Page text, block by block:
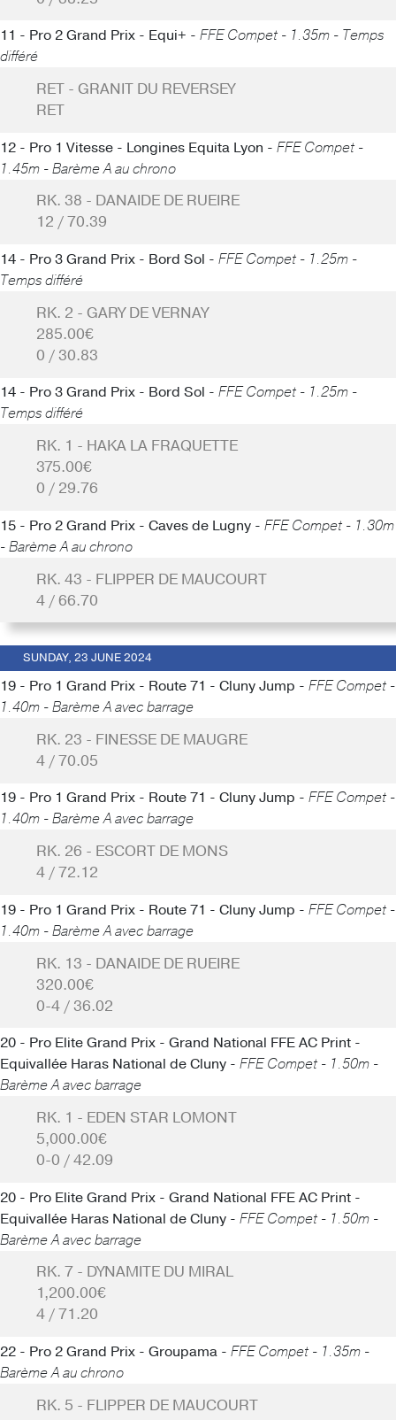
11 - Pro 2 Grand Prix - Equi+ - FFE Compet - 1.35m - Temps
différé
RET - GRANIT DU REVERSEY
RET
12 - Pro 1 Vitesse - Longines Equita Lyon - FFE Compet -
1.45m - Barème A au chrono
RK. 38 - DANAIDE DE RUEIRE
12 / 70.39
14 - Pro 3 Grand Prix - Bord Sol - FFE Compet - 1.25m -
Temps différé
RK. 2 - GARY DE VERNAY
285.00€
0 / 30.83
14 - Pro 3 Grand Prix - Bord Sol - FFE Compet - 1.25m -
Temps différé
RK. 1 - HAKA LA FRAQUETTE
375.00€
0 / 29.76
15 - Pro 2 Grand Prix - Caves de Lugny - FFE Compet - 1.30m
- Barème A au chrono
RK. 43 - FLIPPER DE MAUCOURT
4 / 66.70
SUNDAY, 23 JUNE 2024
19 - Pro 1 Grand Prix - Route 71 - Cluny Jump - FFE Compet -
1.40m - Barème A avec barrage
RK. 23 - FINESSE DE MAUGRE
4 / 70.05
19 - Pro 1 Grand Prix - Route 71 - Cluny Jump - FFE Compet -
1.40m - Barème A avec barrage
RK. 26 - ESCORT DE MONS
4 / 72.12
19 - Pro 1 Grand Prix - Route 71 - Cluny Jump - FFE Compet -
1.40m - Barème A avec barrage
RK. 13 - DANAIDE DE RUEIRE
320.00€
0-4 / 36.02
20 - Pro Elite Grand Prix - Grand National FFE AC Print -
Equivallée Haras National de Cluny - FFE Compet - 1.50m -
Barème A avec barrage
RK. 1 - EDEN STAR LOMONT
5,000.00€
0-0 / 42.09
20 - Pro Elite Grand Prix - Grand National FFE AC Print -
Equivallée Haras National de Cluny - FFE Compet - 1.50m -
Barème A avec barrage
RK. 7 - DYNAMITE DU MIRAL
1,200.00€
4 / 71.20
22 - Pro 2 Grand Prix - Groupama - FFE Compet - 1.35m -
Barème A au chrono
RK. 5 - FLIPPER DE MAUCOURT